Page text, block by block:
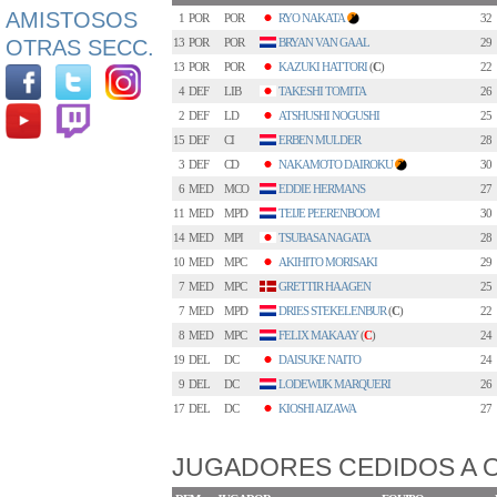
AMISTOSOS
OTRAS SECC.
1 POR POR RYO NAKATA 1
32
13 POR POR BRYAN VAN GAAL
29
13 POR POR KAZUKI HATTORI(C)
22
4 DEF LIB TAKESHI TOMITA
26
2 DEF LD ATSHUSHI NOGUSHI
25
15 DEF CI ERBEN MULDER
28
3 DEF CD NAKAMOTO DAIROKU 3
30
6 MED MCO EDDIE HERMANS
27
11 MED MPD TEIJE PEERENBOOM
30
14 MED MPI TSUBASA NAGATA
28
10 MED MPC AKIHITO MORISAKI
29
7 MED MPC GRETTIR HAAGEN
25
7 MED MPD DRIES STEKELENBUR(C)
22
8 MED MPC FELIX MAKAAY(C)
24
19 DEL DC DAISUKE NAITO
24
9 DEL DC LODEWIJK MARQUERI
26
17 DEL DC KIOSHI AIZAWA 27
JUGADORES CEDIDOS A